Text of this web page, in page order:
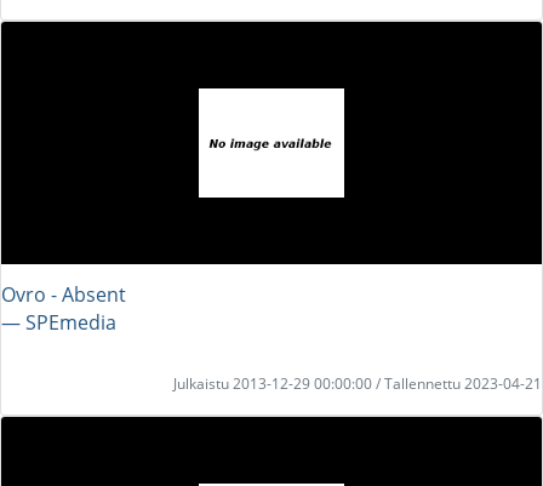
Ovro - Absent
― SPEmedia
Julkaistu 2013-12-29 00:00:00 / Tallennettu 2023-04-21